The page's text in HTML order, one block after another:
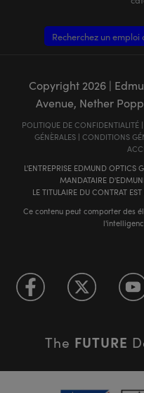
Recherchez un
Copyright 2026|
Avenue, Nether
POLITIQUE DE CONFIDENTIALITÉ|
GÉNÈRALES| CONDITIONS
L'ENTREPRISE EDMUND OPTICS
MANDATAIRE
LE TITULAIRE DU CONTRAT
Ce contenu peut comporter des
The FUTURE